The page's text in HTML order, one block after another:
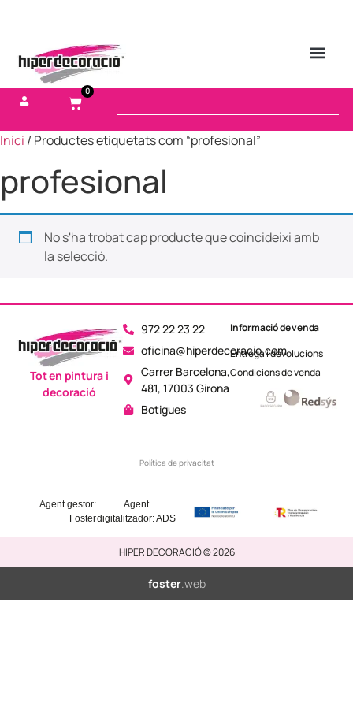
0
Inici / Productes etiquetats com “profesional”
profesional
No s'ha trobat cap producte que coincideixi amb
la selecció.
972 22 23 22
oficina@hiperdecoracio.com
Carrer Barcelona,
481, 17003 Girona
Botigues
Política de privacitat
Tot en pintura i
decoració
Informació de venda
Entrega i devolucions
Condicions de venda
Agent
digitalitzador: ADS
Agent gestor:
Foster
HIPER DECORACIÓ © 2026
foster.web